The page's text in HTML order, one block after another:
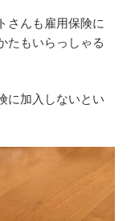
さんも雇用保険に
たもいらっしゃる
に加入しないとい